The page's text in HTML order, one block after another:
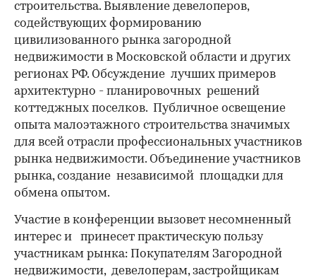
строительства. Выявление девелоперов,
содействующих формированию
цивилизованного рынка загородной
недвижимости в Московской области и других
регионах РФ. Обсуждение лучших примеров
архитектурно - планировочных решений
коттеджных поселков. Публичное освещение
опыта малоэтажного строительства значимых
для всей отрасли профессиональных участников
рынка недвижимости. Объединение участников
рынка, создание независимой площадки для
обмена опытом.
Участие в конференции вызовет несомненный
интерес и принесет практическую пользу
участникам рынка: Покупателям Загородной
недвижимости, девелоперам, застройщикам